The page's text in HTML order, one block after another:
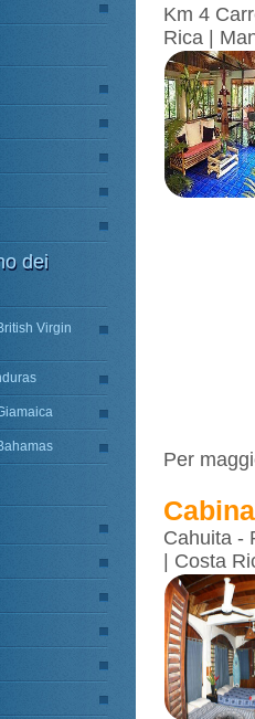
dei
Virgin
Km 4
Rica |
Per
Cahuita -
| Costa